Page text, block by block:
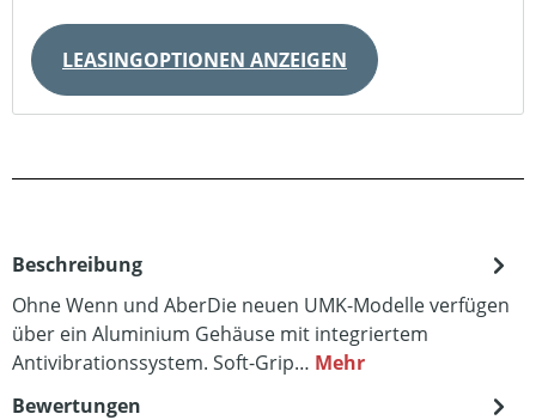
LEASINGOPTIONEN ANZEIGEN
Beschreibung
Ohne Wenn und AberDie neuen UMK-Modelle verfügen
über ein Aluminium Gehäuse mit integriertem
Antivibrationssystem. Soft-Grip… Mehr
Bewertungen